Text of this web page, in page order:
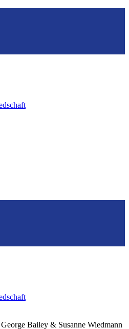
George Bailey & Susanne Wiedmann